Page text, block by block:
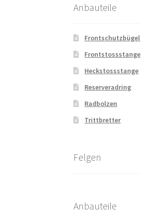
Anbauteile
Frontschutzbügel
Frontstossstange
Heckstossstange
Reserveradring
Radbolzen
Trittbretter
Felgen
Anbauteile